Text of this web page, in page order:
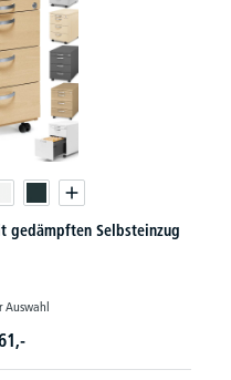
gedämpften Selbsteinzug
Auswahl